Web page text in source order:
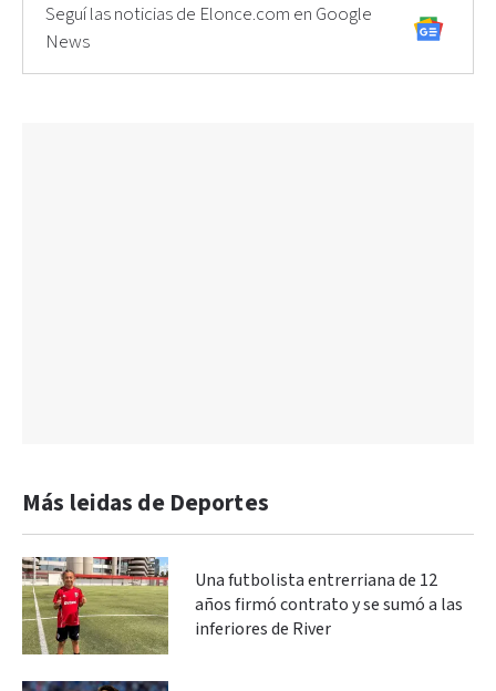
Seguí las noticias de Elonce.com en Google
News
Más leidas de Deportes
Una futbolista entrerriana de 12
años firmó contrato y se sumó a las
inferiores de River